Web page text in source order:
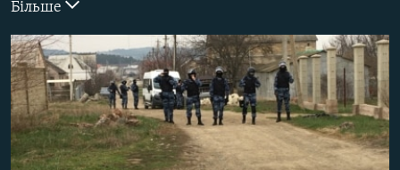
СВІДЧЕННЯ ОКУПАЦІЇ
УКРАЇНСЬКА ПРОБЛЕМА КРИМУ
ІНФОГРАФІКА
Русский
Qırımtatar
ДОЛУЧАЙСЯ!
Більше